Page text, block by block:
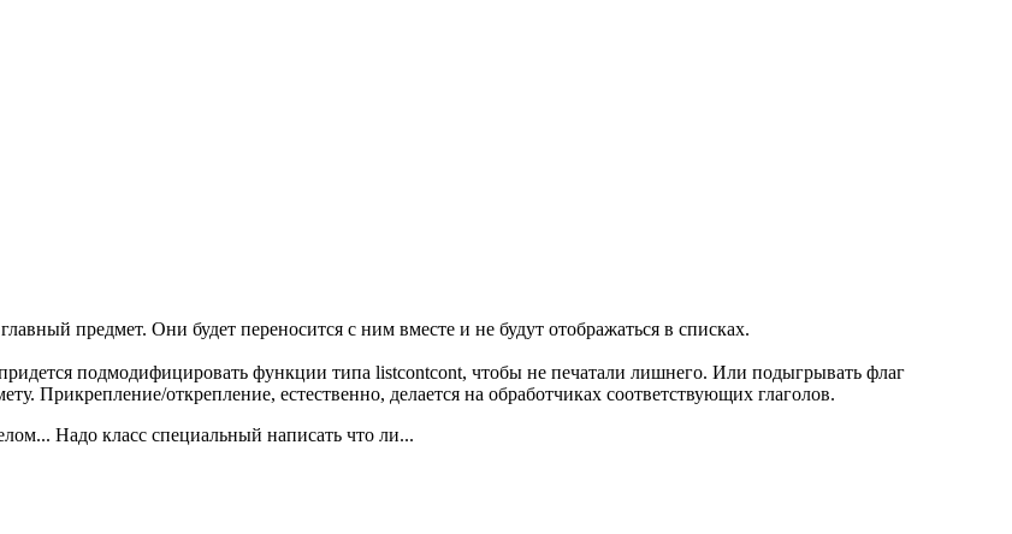
предмет. Они будет переносится с ним вместе и не будут отображаться в списках.
подмодифицировать функции типа listcontcont, чтобы не печатали лишнего. Или подыгрывать флаг
Прикрепление/открепление, естественно, делается на обработчиках соответствующих глаголов.
Надо класс специальный написать что ли...